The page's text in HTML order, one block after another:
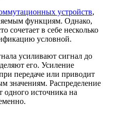
устройств,
функциям. Однако,
сочетает в себе несколько
условной.
усиливают сигнал до
его. Усиление
передаче или приводит
значениям. Распределение
одного источника на